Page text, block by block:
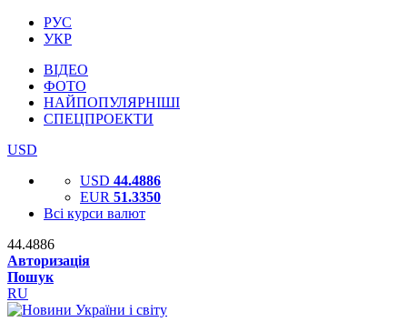
РУС
УКР
ВІДЕО
ФОТО
НАЙПОПУЛЯРНІШІ
СПЕЦПРОЕКТИ
USD
USD 44.4886
EUR 51.3350
Всі курси валют
44.4886
Авторизація
Пошук
RU